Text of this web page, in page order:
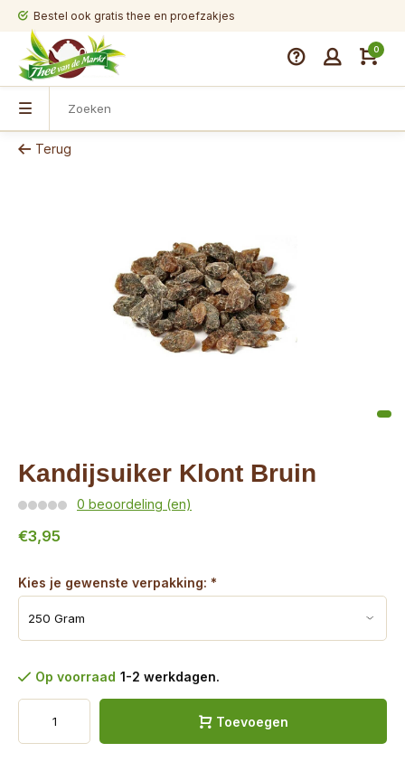
Bestel ook gratis thee en proefzakjes
0
Terug
Kandijsuiker Klont Bruin
0 beoordeling (en)
€3,95
Kies je gewenste verpakking: *
Op voorraad 1-2 werkdagen.
Toevoegen